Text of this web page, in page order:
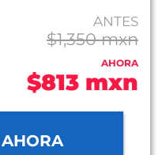
ANTES
$1,350 mxn
AHORA
$813 mxn